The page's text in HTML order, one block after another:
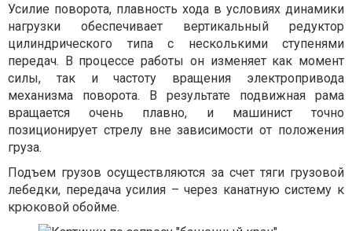
Усилие поворота, плавность хода в условиях динамики
нагрузки обеспечивает вертикальный редуктор
цилиндрического типа с несколькими ступенями
передач. В процессе работы он изменяет как момент
силы, так и частоту вращения электропривода
механизма поворота. В результате подвижная рама
вращается очень плавно, и машинист точно
позиционирует стрелу вне зависимости от положения
груза.
Подъем грузов осуществляются за счет тяги грузовой
лебедки, передача усилия – через канатную систему к
крюковой обойме.